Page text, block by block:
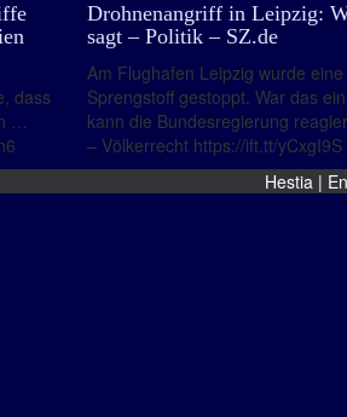
dass
…
Drohnenangriff in Leipzig:
sagt – Politik – SZ.de
Am Flughafen Leipzig wurde
Sprengstoff gestoppt. War das
kann die Bundesregierung
– Völkerrecht https://ift.tt/yCxgI9S
Hestia |